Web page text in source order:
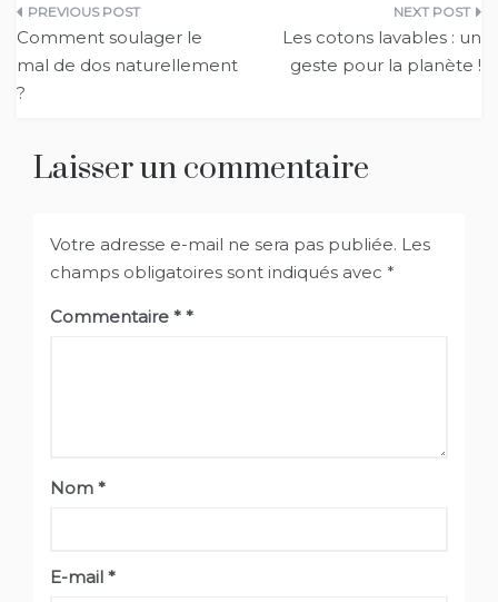
Navigation
de
l’article
Comment soulager le
mal de dos naturellement
?
Les cotons lavables : un
geste pour la planète !
Laisser un commentaire
Votre adresse e-mail ne sera pas publiée. Les
champs obligatoires sont indiqués avec *
Commentaire *
Nom *
E-mail *